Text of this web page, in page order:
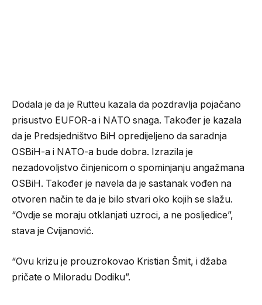
Dodala je da je Rutteu kazala da pozdravlja pojačano
prisustvo EUFOR-a i NATO snaga. Također je kazala
da je Predsjedništvo BiH opredijeljeno da saradnja
OSBiH-a i NATO-a bude dobra. Izrazila je
nezadovoljstvo činjenicom o spominjanju angažmana
OSBiH. Također je navela da je sastanak vođen na
otvoren način te da je bilo stvari oko kojih se slažu.
“Ovdje se moraju otklanjati uzroci, a ne posljedice”,
stava je Cvijanović.
“Ovu krizu je prouzrokovao Kristian Šmit, i džaba
pričate o Miloradu Dodiku”.